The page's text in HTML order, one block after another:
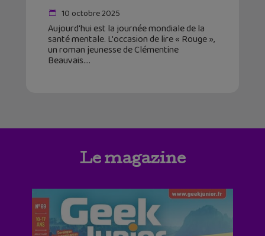
10 octobre 2025
Aujourd'hui est la journée mondiale de la
santé mentale. L'occasion de lire « Rouge »,
un roman jeunesse de Clémentine
Beauvais.
Le magazine